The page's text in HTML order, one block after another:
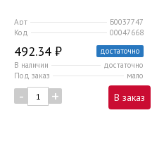
Арт
Б0037747
Код
00047668
492.34 ₽
достаточно
В наличии
достаточно
Под заказ
мало
- + В заказ